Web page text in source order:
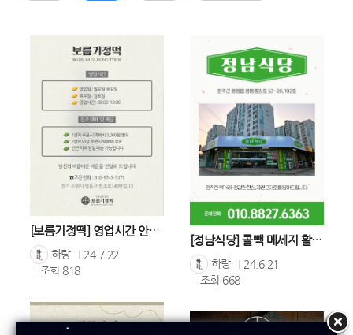
[보름기정떡] 영업시간 안내 콜백
하랑
24.7.22
조회 818
[정남식당] 콜빽 메세지 활용사례
하랑
24.6.21
조회 668